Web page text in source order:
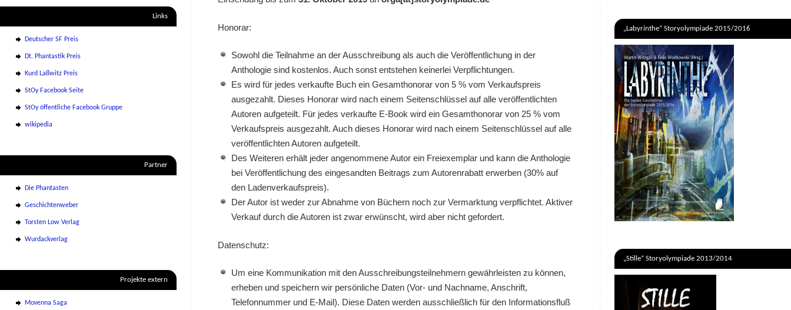
Honorar:
Sowohl die Teilnahme an der Ausschreibung als auch die Veröffentlichung in der
Anthologie sind kostenlos. Auch sonst entstehen keinerlei Verpflichtungen.
Es wird für jedes verkaufte Buch ein Gesamthonorar von 5 % vom Verkaufspreis
ausgezahlt. Dieses Honorar wird nach einem Seitenschlüssel auf alle veröffentlichten
Autoren aufgeteilt. Für jedes verkaufte E-Book wird ein Gesamthonorar von 25 % vom
Verkaufspreis ausgezahlt. Auch dieses Honorar wird nach einem Seitenschlüssel auf alle
veröffentlichten Autoren aufgeteilt.
Des Weiteren erhält jeder angenommene Autor ein Freiexemplar und kann die Anthologie
bei Veröffentlichung des eingesandten Beitrags zum Autorenrabatt erwerben (30% auf
den Ladenverkaufspreis).
Der Autor ist weder zur Abnahme von Büchern noch zur Vermarktung verpflichtet. Aktiver
Verkauf durch die Autoren ist zwar erwünscht, wird aber nicht gefordert.
Datenschutz:
Um eine Kommunikation mit den Ausschreibungsteilnehmern gewährleisten zu können,
erheben und speichern wir persönliche Daten (Vor- und Nachname, Anschrift,
Telefonnummer und E-Mail). Diese Daten werden ausschließlich für den Informationsfluß
Links
Deutscher SF Preis
Dt. Phantastik Preis
Kurd Laßwitz Preis
StOy Facebook Seite
StOy öffentliche Facebook Gruppe
wikipedia
Partner
Die Phantasten
Geschichtenweber
Torsten Low Verlag
Wurdackverlag
Projekte extern
Movenna Saga
„Labyrinthe“ Storyolympiade 2015/2016
„Stille“ Storyolympiade 2013/2014